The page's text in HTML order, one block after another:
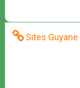
Sites Guyane